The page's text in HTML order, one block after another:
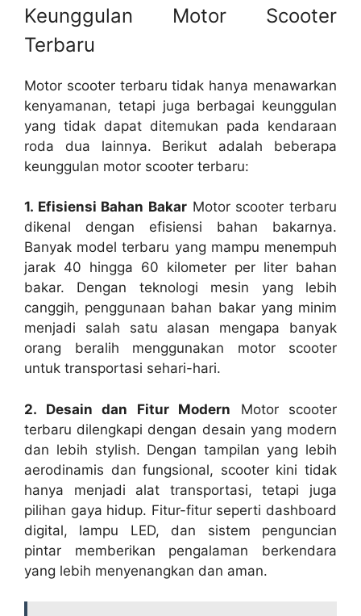
Keunggulan Motor Scooter
Terbaru
Motor scooter terbaru tidak hanya menawarkan
kenyamanan, tetapi juga berbagai keunggulan
yang tidak dapat ditemukan pada kendaraan
roda dua lainnya. Berikut adalah beberapa
keunggulan motor scooter terbaru:
1. Efisiensi Bahan Bakar Motor scooter terbaru
dikenal dengan efisiensi bahan bakarnya.
Banyak model terbaru yang mampu menempuh
jarak 40 hingga 60 kilometer per liter bahan
bakar. Dengan teknologi mesin yang lebih
canggih, penggunaan bahan bakar yang minim
menjadi salah satu alasan mengapa banyak
orang beralih menggunakan motor scooter
untuk transportasi sehari-hari.
2. Desain dan Fitur Modern Motor scooter
terbaru dilengkapi dengan desain yang modern
dan lebih stylish. Dengan tampilan yang lebih
aerodinamis dan fungsional, scooter kini tidak
hanya menjadi alat transportasi, tetapi juga
pilihan gaya hidup. Fitur-fitur seperti dashboard
digital, lampu LED, dan sistem penguncian
pintar memberikan pengalaman berkendara
yang lebih menyenangkan dan aman.